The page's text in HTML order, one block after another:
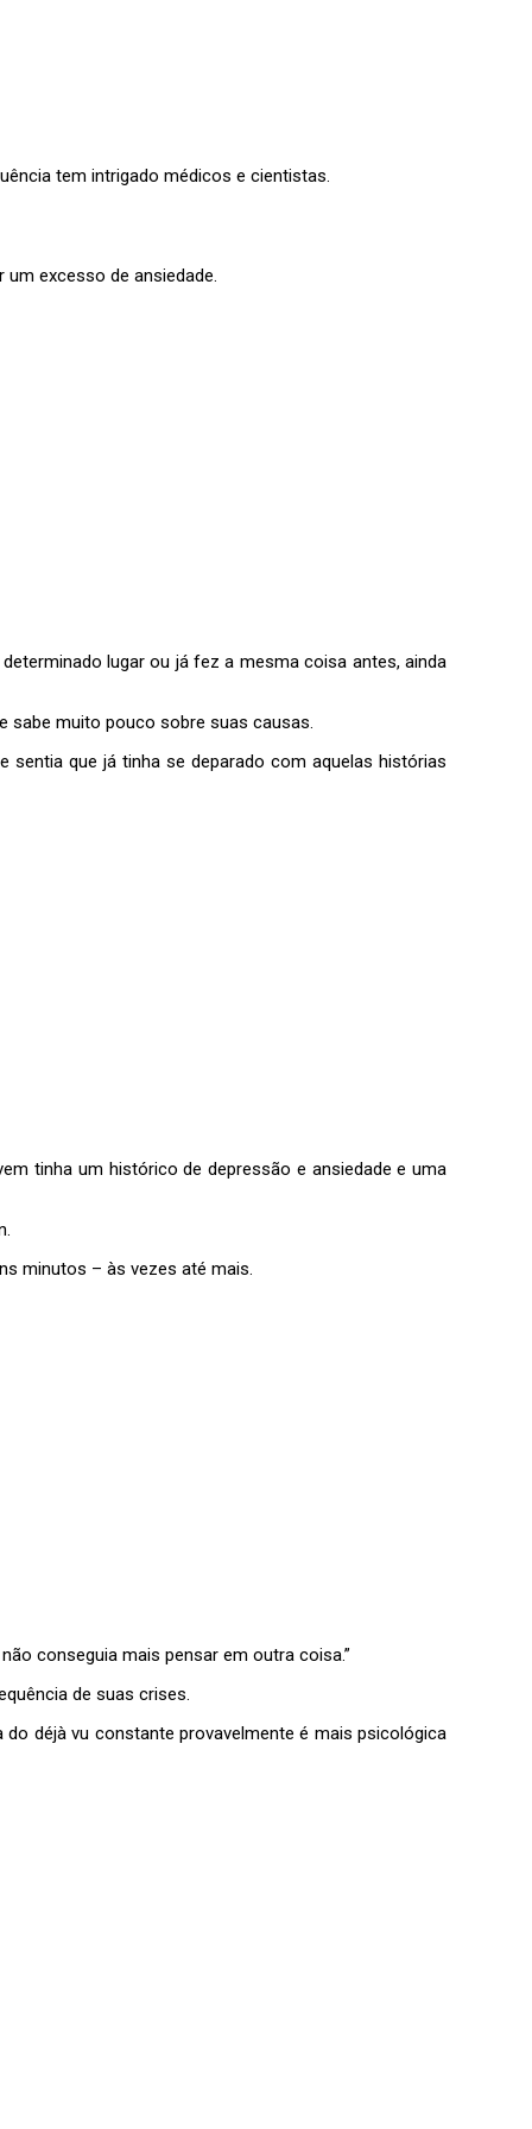
tem intrigado médicos e cientistas.
um excesso de ansiedade.
lugar ou já fez a mesma coisa antes, ainda
sabe muito pouco sobre suas causas.
que já tinha se deparado com aquelas histórias
tinha um histórico de depressão e ansiedade e uma
minutos – às vezes até mais.
conseguia mais pensar em outra coisa.”
de suas crises.
déjà vu constante provavelmente é mais psicológica